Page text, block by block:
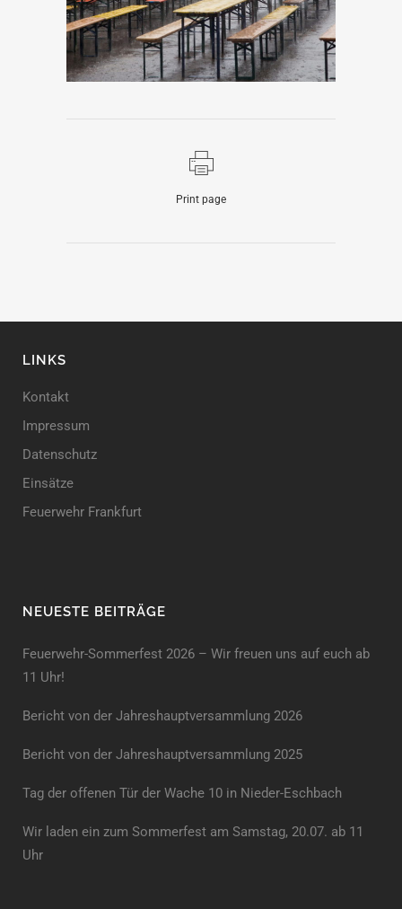
Print page
LINKS
Kontakt
Impressum
Datenschutz
Einsätze
Feuerwehr Frankfurt
NEUESTE BEITRÄGE
Feuerwehr-Sommerfest 2026 – Wir freuen uns auf euch ab
11 Uhr!
Bericht von der Jahreshauptversammlung 2026
Bericht von der Jahreshaupt­versammlung 2025
Tag der offenen Tür der Wache 10 in Nieder-Eschbach
Wir laden ein zum Sommerfest am Samstag, 20.07. ab 11
Uhr